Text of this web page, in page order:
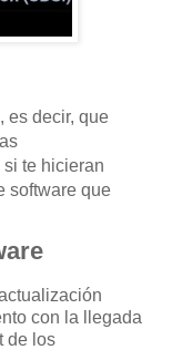
es decir, que
te hicieran
software que
con la llegada
de los